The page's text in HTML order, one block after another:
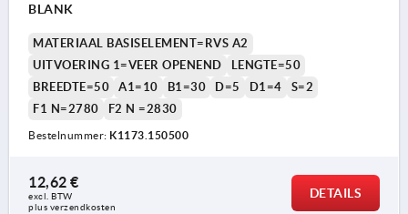
BLANK
MATERIAAL BASISELEMENT=RVS A2
UITVOERING 1=VEER OPENEND
LENGTE=50
BREEDTE=50
A1=10 B1=30 D=5 D1=4
S=2
F1 N=2780
F2 N =2830
Bestelnummer: K1173.150500
12,62 €
excl. BTW
plus verzendkosten
DETAILS